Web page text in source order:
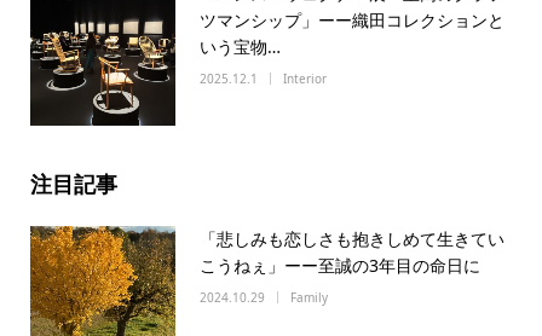
ツマンシップ」ーー織田コレクションと
いう宝物…
2025.12.1 Interior
注目記事
「悲しみも恋しさも抱きしめて生きてい
こうねぇ」ーー至誠の3年目の命日に
2024.10.29 Family